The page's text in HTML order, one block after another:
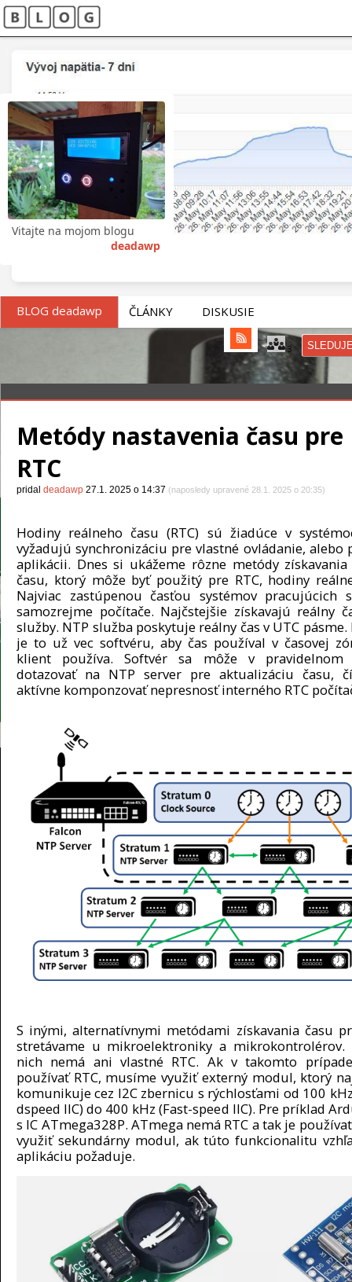
BLOG deadawp ČLÁNKY DISKUSIE
3
Vitajte na mojom blogu
deadawp
Metódy nastavenia času pre
RTC
pridaldeadawp 27.1. 2025 o 14:37 (naposledy upravené 28.1. 2025 o 20:35)
Hodiny reálneho času (RTC) sú žiadúce v
vyžadujú synchronizáciu pre vlastné ovládanie, alebo
aplikácii. Dnes si ukážeme rôzne metódy
času, ktorý môže byť použitý pre RTC, hodiny
Najviac zastúpenou časťou systémov pracujúcich
samozrejme počítače. Najčstejšie získavajú reálny
služby. NTP služba poskytuje reálny čas v UTC pásme.
je to už vec softvéru, aby čas používal v časovej
klient používa. Softvér sa môže v pravidelnom
dotazovať na NTP server pre aktualizáciu času,
aktívne komponzovať nepresnosť interného RTC
S inými, alternatívnymi metódami získavania času
stretávame u mikroelektroniky a mikrokontrolérov.
nich nemá ani vlastné RTC. Ak v takomto
používať RTC, musíme využiť externý modul, ktorý
komunikuje cez I2C zbernicu s rýchlosťami od 100
dspeed IIC) do 400 kHz (Fast-speed IIC). Pre príklad
s IC ATmega328P. ATmega nemá RTC a tak je
využiť sekundárny modul, ak túto funkcionalitu
aplikáciu požaduje.